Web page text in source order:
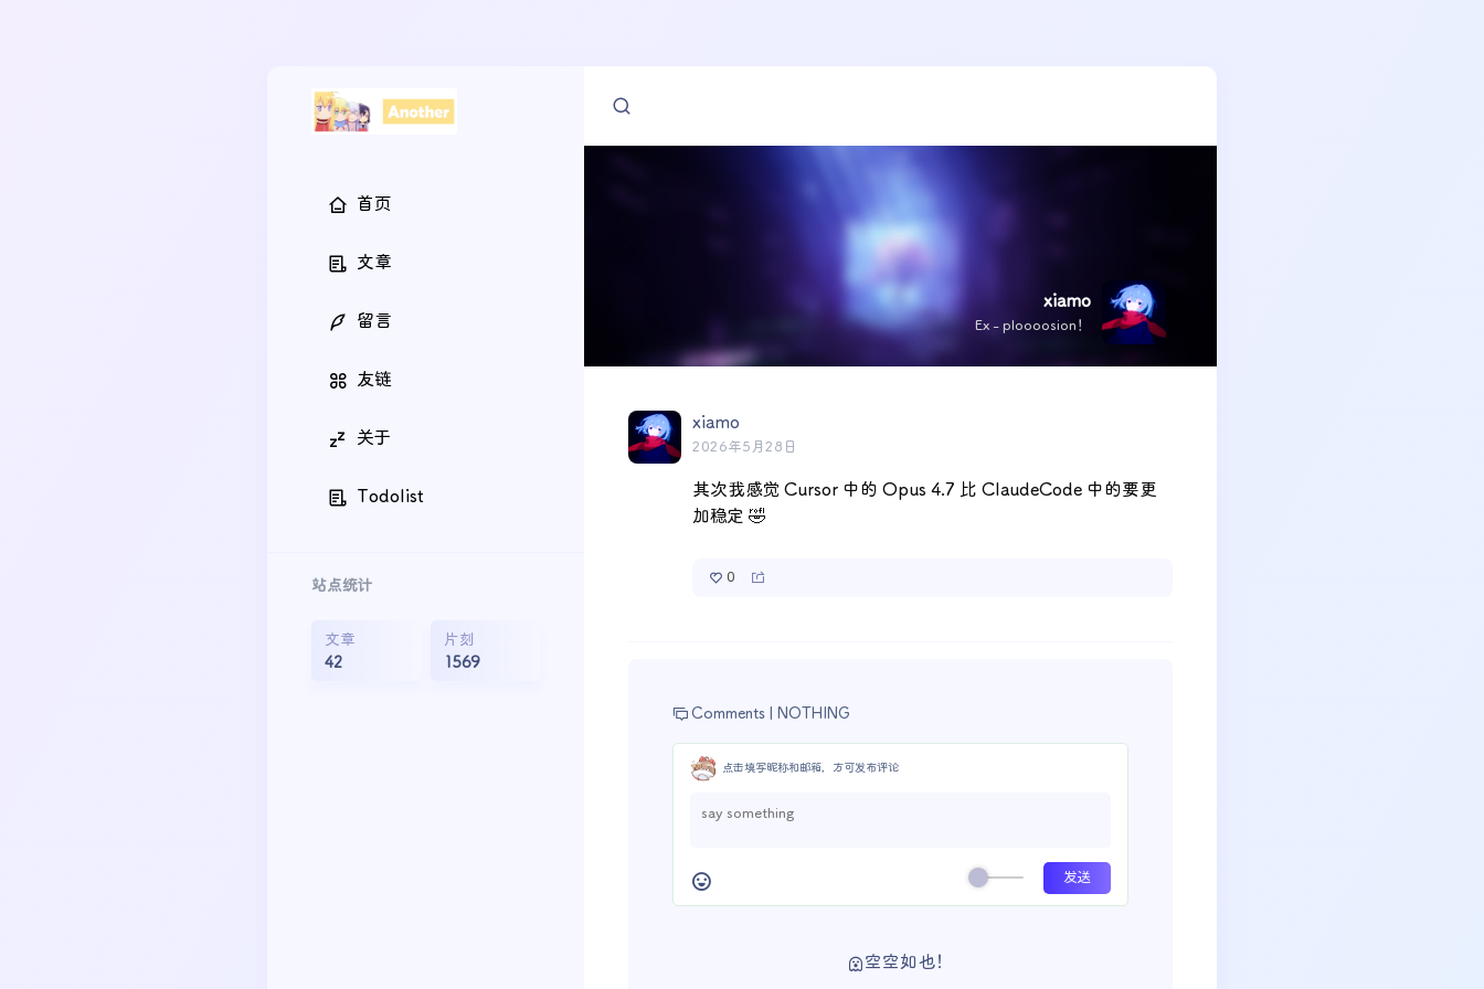
首页
文章
留言
友链
关于
Todolist
站点统计
文章
42
片刻
1569
xiamo
Ex - ploooosion！
xiamo
2026年5月28日
其次我感觉 Cursor 中的 Opus 4.7 比 ClaudeCode 中的要更
加稳定 🤣
0
Comments | NOTHING
点击填写昵称和邮箱，方可发布评论
空空如也！